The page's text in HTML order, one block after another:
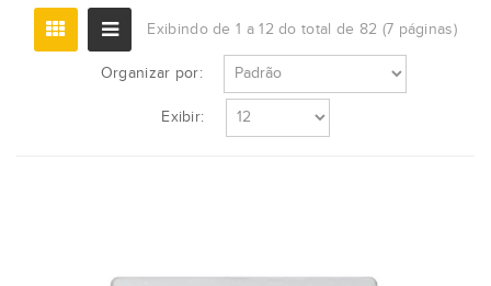
Exibindo de 1 a 12 do total de 82 (7 páginas)
Organizar por:
Exibir: